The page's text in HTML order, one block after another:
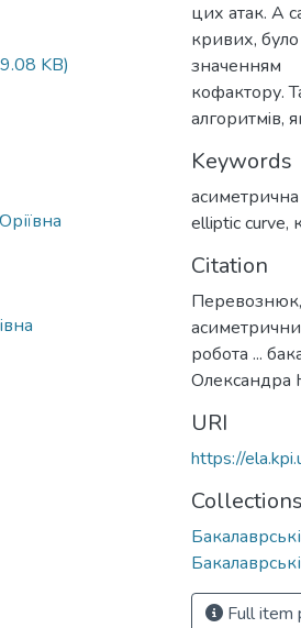
KB)
цих атак. А
кривих,
значенням
кофактору.
алгоритмiв,
Keywords
elliptic curve,
Citation
робота ...
Олександра
URI
https://
Collections
Full item